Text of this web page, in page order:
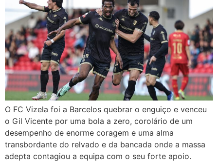
O FC Vizela foi a Barcelos quebrar o enguiço e venceu
o Gil Vicente por uma bola a zero, corolário de um
desempenho de enorme coragem e uma alma
transbordante do relvado e da bancada onde a massa
adepta contagiou a equipa com o seu forte apoio.